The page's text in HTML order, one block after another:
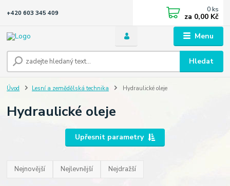
Menu
Hledat
+420 603 345 409 0 ks
za 0,00 Kč
Úvod Lesní a zemědělská technika Hydraulické oleje
Hydraulické oleje
Upřesnit parametry
Nejnovější Nejlevnější Nejdražší